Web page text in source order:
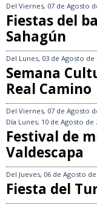
Del Viernes, 07 de Agosto
Fiestas del
Sahagún
Del Lunes, 03 de Agosto de
Semana
Real Camino
Del Viernes, 07 de Agosto
Día Lunes, 10 de Agosto de
Festival de
Valdescapa
Del Jueves, 06 de Agosto
Fiesta del